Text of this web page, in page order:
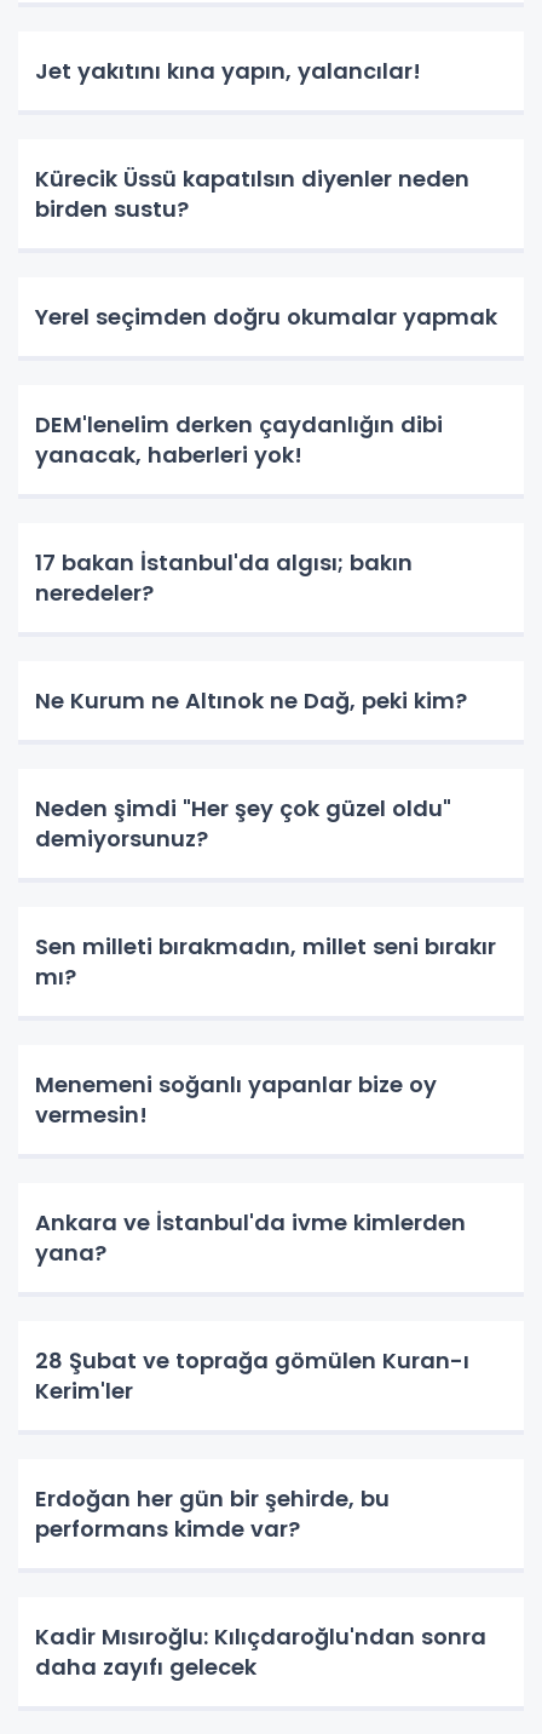
Jet yakıtını kına yapın, yalancılar!
Kürecik Üssü kapatılsın diyenler neden
birden sustu?
Yerel seçimden doğru okumalar yapmak
DEM'lenelim derken çaydanlığın dibi
yanacak, haberleri yok!
17 bakan İstanbul'da algısı; bakın
neredeler?
Ne Kurum ne Altınok ne Dağ, peki kim?
Neden şimdi "Her şey çok güzel oldu"
demiyorsunuz?
Sen milleti bırakmadın, millet seni bırakır
mı?
Menemeni soğanlı yapanlar bize oy
vermesin!
Ankara ve İstanbul'da ivme kimlerden
yana?
28 Şubat ve toprağa gömülen Kuran-ı
Kerim'ler
Erdoğan her gün bir şehirde, bu
performans kimde var?
Kadir Mısıroğlu: Kılıçdaroğlu'ndan sonra
daha zayıfı gelecek